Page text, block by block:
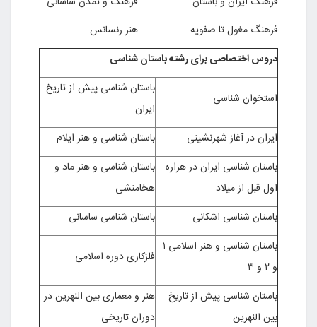
فرهنگ مغول تا صفویه
هنر رنسانس
دروس اختصاصی برای رشته باستان شناسی
استخوان شناسی
باستان شناسی پیش از تاریخ
ایران
ایران در آغاز شهرنشینی
باستان شناسی و هنر ایلام
باستان شناسی ایران در هزاره
اول قبل از میلاد
باستان شناسی و هنر ماد و
هخامنشی
باستان شناسی اشکانی
باستان شناسی ساسانی
باستان شناسی و هنر اسلامی ۱
فلزکاری دوره اسلامی
باستان شناسی پیش از تاریخ
بین النهرین
هنر و معماری بین النهرین در
دوران تاریخی